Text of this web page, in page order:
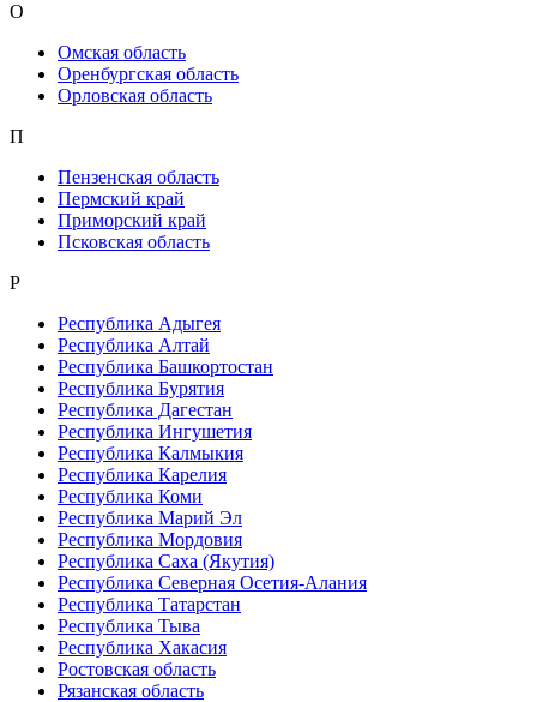
О
Омская область
Оренбургская область
Орловская область
П
Пензенская область
Пермский край
Приморский край
Псковская область
Р
Республика Адыгея
Республика Алтай
Республика Башкортостан
Республика Бурятия
Республика Дагестан
Республика Ингушетия
Республика Калмыкия
Республика Карелия
Республика Коми
Республика Марий Эл
Республика Мордовия
Республика Саха (Якутия)
Республика Северная Осетия-Алания
Республика Татарстан
Республика Тыва
Республика Хакасия
Ростовская область
Рязанская область